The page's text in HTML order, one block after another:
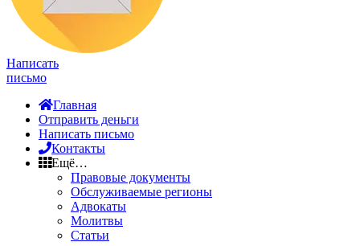
Написать
письмо
Главная
Отправить деньги
Написать письмо
Контакты
Ещё…
Правовые документы
Обслуживаемые регионы
Адвокаты
Молитвы
Статьи